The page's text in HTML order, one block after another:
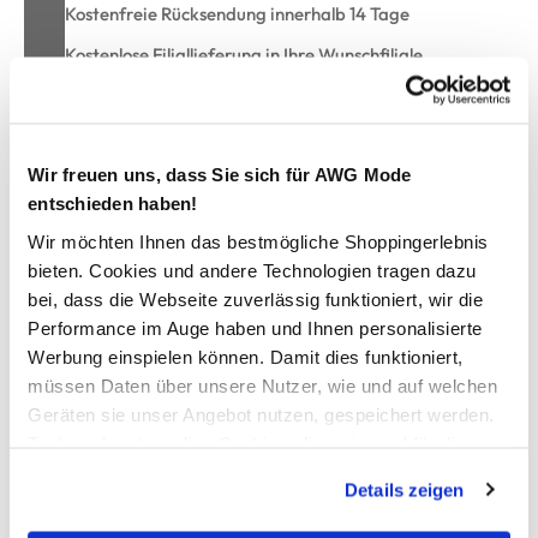
Wir freuen uns, dass Sie sich für AWG Mode
entschieden haben!
Wir möchten Ihnen das bestmögliche Shoppingerlebnis
bieten. Cookies und andere Technologien tragen dazu
bei, dass die Webseite zuverlässig funktioniert, wir die
Performance im Auge haben und Ihnen personalisierte
Werbung einspielen können. Damit dies funktioniert,
müssen Daten über unsere Nutzer, wie und auf welchen
Geräten sie unser Angebot nutzen, gespeichert werden.
werden, werden bei der Nutzung der Webseite auf jeden
Fall gesetzt. Cookies von Drittanbietern für Analyse- oder
Details zeigen
Kostenfreie Rücksendung innerhalb 14 Tage
Kostenlose Filiallieferung in Ihre Wunschfiliale
Damen Schal mit farbigem Leoprint
hübscher Schal von Sure
mit farbigem Leoprint
gleichmäßige Umrandung
weiches, anschmiegsames Material
setzen Sie mit diesem Schal trendige Akzente